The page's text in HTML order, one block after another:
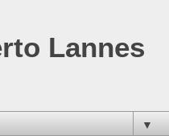
Lannes
▼